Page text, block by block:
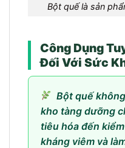
Bột quế là sản
Công Dụng
Đối Với Sức
Bột quế
kho tàng dưỡng
tiêu hóa đến
kháng viêm và